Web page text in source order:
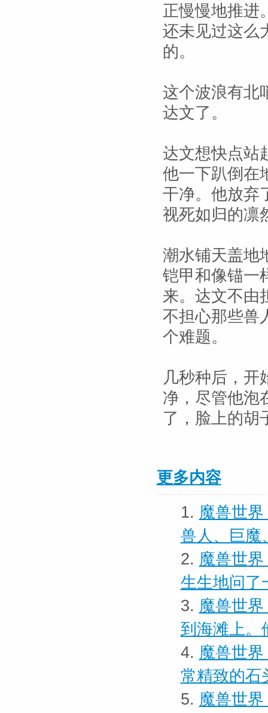
正慢慢地推进
还未见过这么
的。
这个波浪有北
达文了。
达文想快点站
他一下趴倒在
干净。他放弃
视死如归的凛
潮水铺天盖地
铠甲和像锚一
来。达文不由
不担心那些兽
个难题。
几秒种后，开
净，尽管他泡
了，脸上的胡
更多内容
1. 魔兽世
兽人、巨魔
2. 魔兽世
生生地问了
3. 魔兽世
到海滩上。
4. 魔兽世
常精致的石
5. 魔兽世